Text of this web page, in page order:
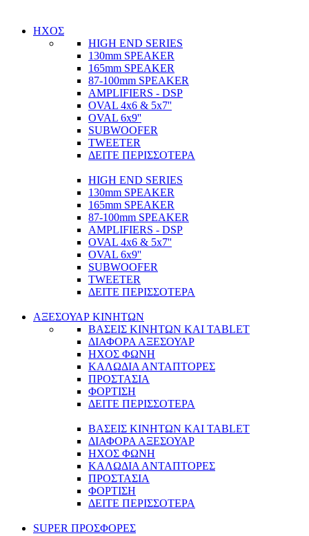
ΗΧΟΣ
HIGH END SERIES
130mm SPEAKER
165mm SPEAKER
87-100mm SPEAKER
AMPLIFIERS - DSP
OVAL 4x6 & 5x7''
OVAL 6x9''
SUBWOOFER
TWEETER
ΔΕΙΤΕ ΠΕΡΙΣΣΟΤΕΡΑ
HIGH END SERIES
130mm SPEAKER
165mm SPEAKER
87-100mm SPEAKER
AMPLIFIERS - DSP
OVAL 4x6 & 5x7''
OVAL 6x9''
SUBWOOFER
TWEETER
ΔΕΙΤΕ ΠΕΡΙΣΣΟΤΕΡΑ
ΑΞΕΣΟΥΑΡ ΚΙΝΗΤΩΝ
ΒΑΣΕΙΣ ΚΙΝΗΤΩΝ ΚΑΙ TABLET
ΔΙΑΦΟΡΑ ΑΞΕΣΟΥΑΡ
ΗΧΟΣ ΦΩΝΗ
ΚΑΛΩΔΙΑ ΑΝΤΑΠΤΟΡΕΣ
ΠΡΟΣΤΑΣΙΑ
ΦΟΡΤΙΣΗ
ΔΕΙΤΕ ΠΕΡΙΣΣΟΤΕΡΑ
ΒΑΣΕΙΣ ΚΙΝΗΤΩΝ ΚΑΙ TABLET
ΔΙΑΦΟΡΑ ΑΞΕΣΟΥΑΡ
ΗΧΟΣ ΦΩΝΗ
ΚΑΛΩΔΙΑ ΑΝΤΑΠΤΟΡΕΣ
ΠΡΟΣΤΑΣΙΑ
ΦΟΡΤΙΣΗ
ΔΕΙΤΕ ΠΕΡΙΣΣΟΤΕΡΑ
SUPER ΠΡΟΣΦΟΡΕΣ